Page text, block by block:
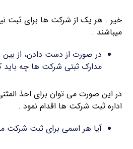
خیر . هر یک از شرکت ها برای ثبت
میباشند .
در صورت از دست دادن، از
مدارک ثبتی شرکت ها چه باید
در این صورت می توان برای اخذ
اداره ثبت شرکت ها اقدام نمود .
آیا هر اسمی برای ثبت شرکت